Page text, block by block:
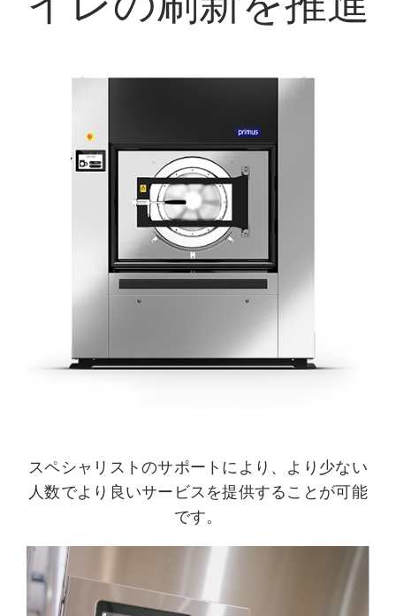
スペシャリストのサポートにより、より少ない
人数でより良いサービスを提供することが可能
です。